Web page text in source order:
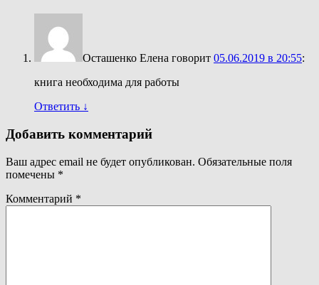
Осташенко Елена говорит 05.06.2019 в 20:55:
книга необходима для работы
Ответить ↓
Добавить комментарий
Ваш адрес email не будет опубликован. Обязательные поля
помечены *
Комментарий *